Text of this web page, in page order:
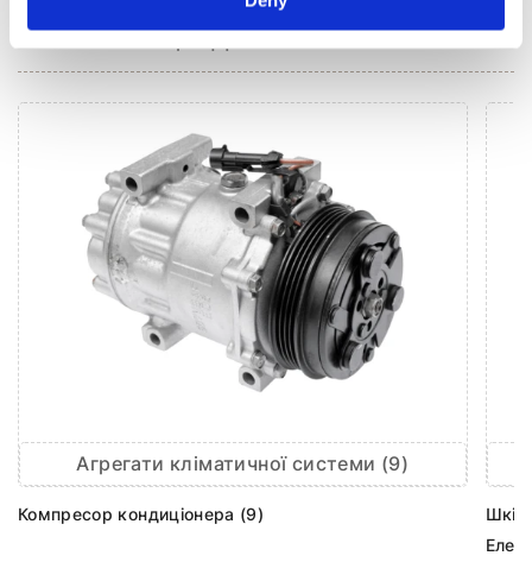
КЛІМАТИЗАЦІЯ ДЛЯCHEVROLET EPICA
Агрегати кліматичної системи (9)
Компресор кондиціонера (9)
Шків